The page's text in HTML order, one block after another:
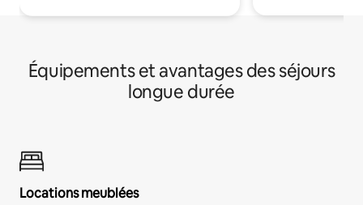
Équipements et avantages des séjours
longue durée
Locations meublées